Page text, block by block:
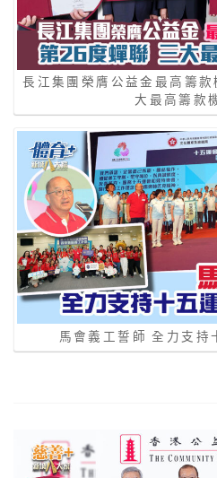
長江集團榮膺公益金最高籌
大最高籌款
馬會義工誓師 全力支持